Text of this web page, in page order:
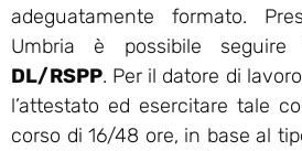
adeguatamente formato.
Umbria è possibile
DL/RSPP. Per il datore di
l’attestato ed esercitare tale
corso di 16/48 ore, in base al